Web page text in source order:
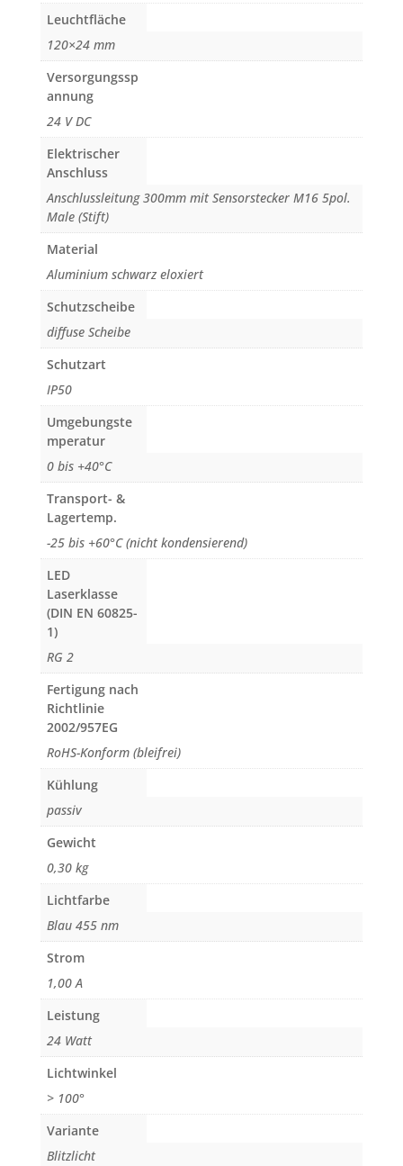
Leuchtfläche
120×24 mm
Versorgungssp
annung
24 V DC
Elektrischer
Anschluss
Anschlussleitung 300mm mit Sensorstecker M16 5pol.
Male (Stift)
Material
Aluminium schwarz eloxiert
Schutzscheibe
diffuse Scheibe
Schutzart
IP50
Umgebungste
mperatur
0 bis +40°C
Transport- &
Lagertemp.
-25 bis +60°C (nicht kondensierend)
LED
Laserklasse
(DIN EN 60825-
1)
RG 2
Fertigung nach
Richtlinie
2002/957EG
RoHS-Konform (bleifrei)
Kühlung
passiv
Gewicht
0,30 kg
Lichtfarbe
Blau 455 nm
Strom
1,00 A
Leistung
24 Watt
Lichtwinkel
> 100°
Variante
Blitzlicht